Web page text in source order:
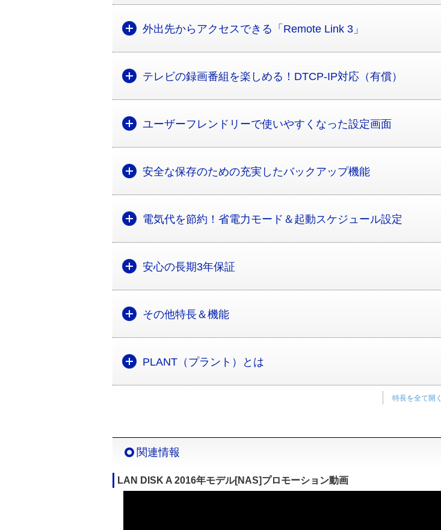
外出先からアクセスできる「Remote Link 3」
テレビの録画番組を楽しめる！DTCP-IP対応（有償）
ユーザーフレンドリーで使いやすくなった設定画面
安全な保存のための充実したバックアップ機能
電気代を節約！省電力モード＆起動スケジュール設定
安心の長期3年保証
その他特長＆機能
PLANT（プラント）とは
特長を全て開く
関連情報
LAN DISK A 2016年モデル[NAS]プロモーション動画